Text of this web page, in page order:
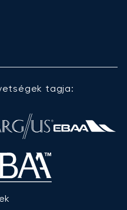
tagja: